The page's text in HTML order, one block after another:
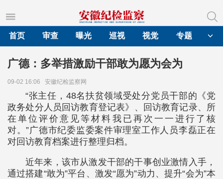
首页
审查 曝光 巡视 视觉 专题
广德：多举措激励干部敢为愿为会为
09-02 16:06 安徽纪检监察网
“张主任，48名扶贫领域受处分党员干部的《党
政务处分人员回访教育登记表》、回访教育记录、所
在单位评价意见等材料我已再次一一进行了核
对。”广德市纪委监委案件审理室工作人员李磊正在
对回访教育档案进行整理归档。
近年来，该市从激发干部的干事创业激情入手，
通过搭建“敢为”平台、激发“愿为”动力、提升“会为”本